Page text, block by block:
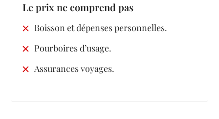
Le prix ne comprend pas
Boisson et dépenses personnelles.
Pourboires d’usage.
Assurances voyages.